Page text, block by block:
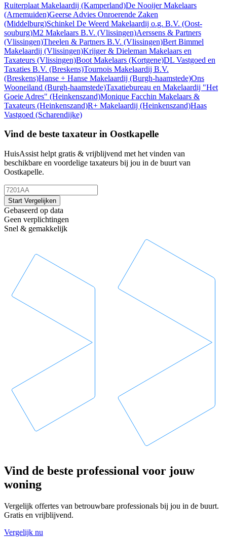
Ruiterplaat Makelaardij (Kamperland)De Nooijer Makelaars
(Arnemuiden)Geerse Advies Onroerende Zaken
(Middelburg)Schinkel De Weerd Makelaardij o.g. B.V. (Oost-
souburg)M2 Makelaars B.V. (Vlissingen)Aerssens & Partners
(Vlissingen)Theelen & Partners B.V. (Vlissingen)Bert Bimmel
Makelaardij (Vlissingen)Krijger & Dieleman Makelaars en
Taxateurs (Vlissingen)Boot Makelaars (Kortgene)DL Vastgoed en
Taxaties B.V. (Breskens)Tournois Makelaardij B.V.
(Breskens)Hanse + Hanse Makelaardij (Burgh-haamstede)Ons
Wooneiland (Burgh-haamstede)Taxatiebureau en Makelaardij "Het
Goeie Adres" (Heinkenszand)Monique Facchin Makelaars &
Taxateurs (Heinkenszand)R+ Makelaardij (Heinkenszand)Haas
Vastgoed (Scharendijke)
Vind de beste taxateur in Oostkapelle
HuisAssist helpt gratis & vrijblijvend met het vinden van
beschikbare en voordelige taxateurs bij jou in de buurt van
Oostkapelle.
Start Vergelijken
Gebaseerd op data
Geen verplichtingen
Snel & gemakkelijk
Vind de beste professional voor jouw
woning
Vergelijk offertes van betrouwbare professionals bij jou in de buurt.
Gratis en vrijblijvend.
Vergelijk nu